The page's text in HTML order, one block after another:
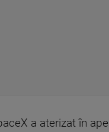
a aterizat în